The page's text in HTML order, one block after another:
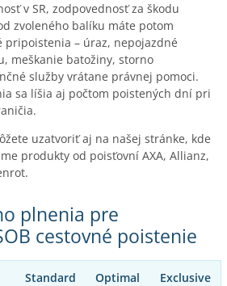
v SR, zodpovednosť za škodu
zvoleného balíku máte potom
pripoistenia – úraz, nepojazdné
meškanie batožiny, storno
služby vrátane právnej pomoci.
sa líšia aj počtom poistených dní pri
uzatvoriť aj na našej stránke, kde
produkty od poisťovní AXA, Allianz,
plnenia pre
cestovné poistenie
Standard Optimal Exclusive